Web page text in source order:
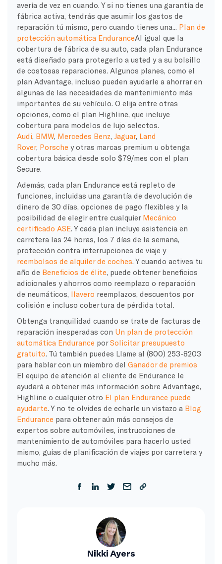
avería de vez en cuando. Y si no tienes una garantía de
fábrica activa, tendrás que asumir los gastos de
reparación tú mismo, pero cuando tienes una... Plan de
protección automática EnduranceAl igual que la
cobertura de fábrica de su auto, cada plan Endurance
está diseñado para protegerlo a usted y a su bolsillo
de costosas reparaciones. Algunos planes, como el
plan Advantage, incluso pueden ayudarle a ahorrar en
algunas de las necesidades de mantenimiento más
importantes de su vehículo. O elija entre otras
opciones, como el plan Highline, que incluye
cobertura para modelos de lujo selectos.
Audi, BMW, Mercedes Benz, Jaguar, Land
Rover, Porsche y otras marcas premium u obtenga
cobertura básica desde solo $79/mes con el plan
Secure.
Además, cada plan Endurance está repleto de
funciones, incluidas una garantía de devolución de
dinero de 30 días, opciones de pago flexibles y la
posibilidad de elegir entre cualquier Mecánico
certificado ASE. Y cada plan incluye asistencia en
carretera las 24 horas, los 7 días de la semana,
protección contra interrupciones de viaje y
reembolsos de alquiler de coches. Y cuando actives tu
año de Beneficios de élite, puede obtener beneficios
adicionales y ahorros como reemplazo o reparación
de neumáticos, llavero reemplazos, descuentos por
colisión e incluso cobertura de pérdida total.
Obtenga tranquilidad cuando se trate de facturas de
reparación inesperadas con Un plan de protección
automática Endurance porSolicitar presupuesto
gratuito. Tú también puedes Llame al (800) 253-8203
para hablar con un miembro del Ganador de premios
El equipo de atención al cliente de Endurance le
ayudará a obtener más información sobre Advantage,
Highline o cualquier otro El plan Endurance puede
ayudarte. Y no te olvides de echarle un vistazo a Blog
Endurance para obtener aún más consejos de
expertos sobre automóviles, instrucciones de
mantenimiento de automóviles para hacerlo usted
mismo, guías de planificación de viajes por carretera y
mucho más.
Nikki Ayers